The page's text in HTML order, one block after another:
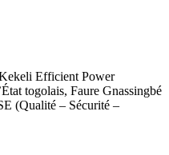
Efficient Power
togolais, Faure Gnassingbé
(Qualité – Sécurité –